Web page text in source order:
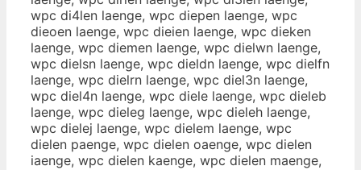
wpc di4len laenge, wpc diepen laenge, wpc
dieoen laenge, wpc dieien laenge, wpc dieken
laenge, wpc diemen laenge, wpc dielwn laenge,
wpc dielsn laenge, wpc dieldn laenge, wpc dielfn
laenge, wpc dielrn laenge, wpc diel3n laenge,
wpc diel4n laenge, wpc diele laenge, wpc dieleb
laenge, wpc dieleg laenge, wpc dieleh laenge,
wpc dielej laenge, wpc dielem laenge, wpc
dielen paenge, wpc dielen oaenge, wpc dielen
iaenge, wpc dielen kaenge, wpc dielen maenge,